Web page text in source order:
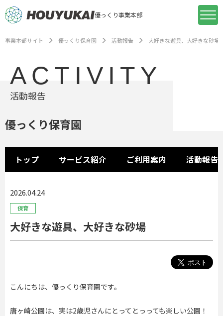
優っくり事業本部
事業本部サイト 優っくり保育園 活動報告 大好きな遊具、大好きな砂場
ACTIVITY
活動報告
優っくり保育園
トップ サービス紹介 ご利用案内 活動報告
2026.04.24
保育
大好きな遊具、大好きな砂場
こんにちは、優っくり保育園です。
唐ヶ崎公園は、実は2歳児さんにとってとっっても楽しい公園！